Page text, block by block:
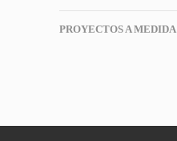
PROYECTOS A MEDIDA